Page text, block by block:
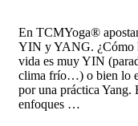
En TCMYoga®
YIN y YANG. ¿Cómo
vida es muy YIN
clima frío…) o bien lo
por una práctica Yang.
enfoques …